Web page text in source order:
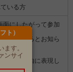
いる方
面にしたがって参加
選ばれるとお知ら
す。
ミを自由に表現し
ト）
す。
ンサイ